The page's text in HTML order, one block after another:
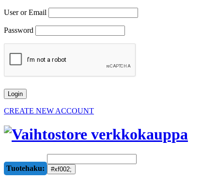
User or Email
Password
CREATE NEW ACCOUNT
Tuotehaku: